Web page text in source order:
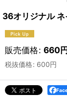
36オリジナル
販売価格: 660
税抜価格: 600円